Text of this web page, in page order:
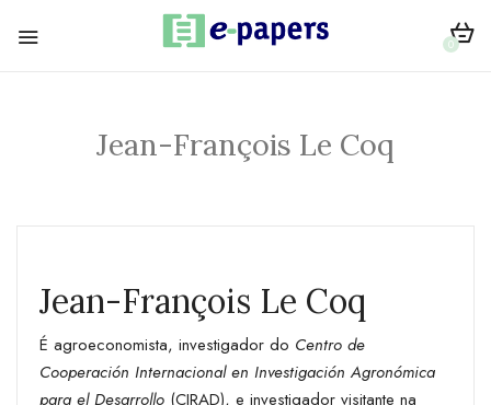
0
Jean-François Le Coq
Jean-François Le Coq
É agroeconomista, investigador do Centro de
Cooperación Internacional en Investigación Agronómica
para el Desarrollo (CIRAD), e investigador visitante na